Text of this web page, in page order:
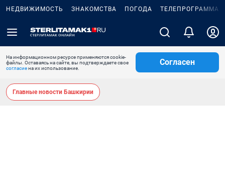
НЕДВИЖИМОСТЬ ЗНАКОМСТВА ПОГОДА ТЕЛЕПРОГРАММА
На информационном ресурсе применяются cookie-
файлы. Оставаясь на сайте, вы подтверждаете свое
согласиена их использование.
Согласен
Главные новости Башкирии